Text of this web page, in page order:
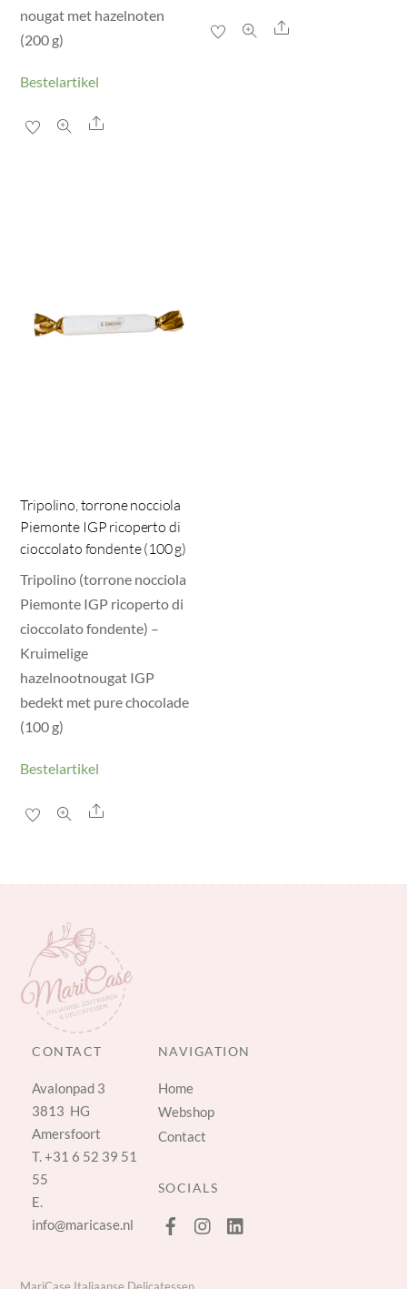
nougat met hazelnoten
(200 g)
Bestelartikel
Share
Share
Tripolino, torrone nocciola
Piemonte IGP ricoperto di
cioccolato fondente (100 g)
Tripolino (torrone nocciola
Piemonte IGP ricoperto di
cioccolato fondente) –
Kruimelige
hazelnootnougat IGP
bedekt met pure chocolade
(100 g)
Bestelartikel
Share
CONTACT
Avalonpad 3
3813 HG
Amersfoort
T.+31 6 52 39 51
55
E.
info@maricase.nl
NAVIGATION
Home
Webshop
Contact
SOCIALS